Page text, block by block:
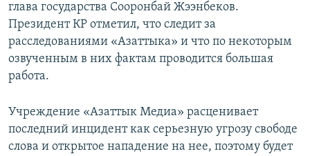
глава государства Сооронбай Жээнбеков.
Президент КР отметил, что следит за
расследованиями «Азаттыка» и что по некоторым
озвученным в них фактам проводится большая
работа.
Учреждение «Азаттык Медиа» расценивает
последний инцидент как серьезную угрозу свободе
слова и открытое нападение на нее, поэтому будет